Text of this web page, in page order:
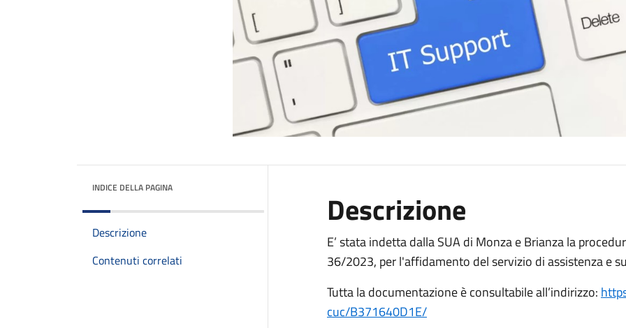
INDICE DELLA PAGINA
Descrizione
Contenuti correlati
Descrizione
E’ stata indetta dalla SUA di Monza e Brianza la
36/2023, per l'affidamento del servizio di assistenza e
Tutta la documentazione è consultabile all’indirizzo:
cuc/B371640D1E/